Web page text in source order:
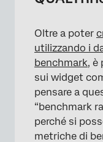
Oltre a poter
utilizzando i
benchmark, è
sui widget
pensare a
“benchmark
perché si
metriche di